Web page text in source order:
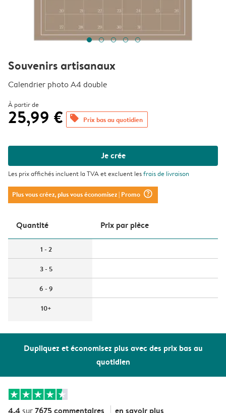
Dupliquez et économisez plus avec des prix bas au
quotidien
Souvenirs artisanaux
Calendrier photo A4 double
À partir de
25,99 € offers Prix bas au quotidien
Je crée
Les prix affichés incluent la TVA et excluent lesfrais de livraison
Plus vous créez, plus vous économisez| Promo question_mark_circle
Quantité Prix ​​par pièce
1 - 2
3 - 5
6 - 9
10+
4.4 sur7675 commentaires en savoir plus